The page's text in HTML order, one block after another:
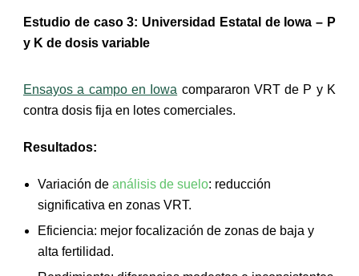
Estudio de caso 3: Universidad Estatal de Iowa – P
y K de dosis variable
Ensayos a campo en Iowa compararon VRT de P y K
contra dosis fija en lotes comerciales.
Resultados:
Variación de análisis de suelo: reducción
significativa en zonas VRT.
Eficiencia: mejor focalización de zonas de baja y
alta fertilidad.